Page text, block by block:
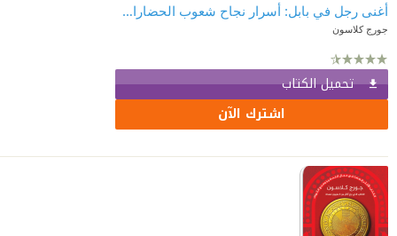
أغنى رجل في بابل: أسرار نجاح شعوب الحضارات القديمة
جورج كلاسون
تحميل الكتاب
اشترك الآن